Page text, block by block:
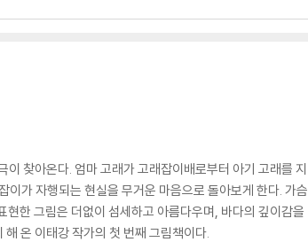
찾아온다. 엄마 고래가 고래잡이배로부터 아기 고래를 지
가 자행되는 현실을 무거운 마음으로 돌아보게 한다. 가슴
한 그림은 더없이 섬세하고 아름다우며, 바다의 깊이감을
온 이태강 작가의 첫 번째 그림책이다.